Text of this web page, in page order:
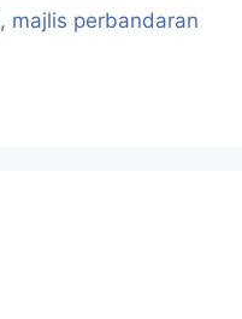
, majlis perbandaran